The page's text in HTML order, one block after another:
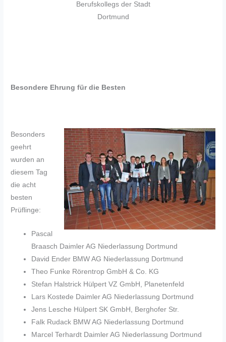
Berufskollegs der Stadt
Dortmund
Besondere Ehrung für die Besten
Besonders
geehrt
wurden an
diesem Tag
die acht
besten
Prüflinge:
Pascal
Braasch Daimler AG Niederlassung Dortmund
David Ender BMW AG Niederlassung Dortmund
Theo Funke Rörentrop GmbH & Co. KG
Stefan Halstrick Hülpert VZ GmbH, Planetenfeld
Lars Kostede Daimler AG Niederlassung Dortmund
Jens Lesche Hülpert SK GmbH, Berghofer Str.
Falk Rudack BMW AG Niederlassung Dortmund
Marcel Terhardt Daimler AG Niederlassung Dortmund